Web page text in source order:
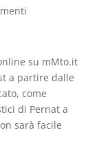
su mMto.it
a partire dalle
come
di Pernat a
sarà facile